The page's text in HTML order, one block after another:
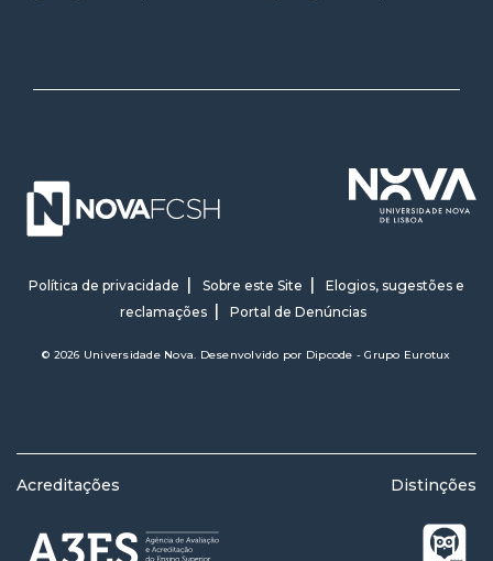
Política de privacidade Sobre este Site
Elogios, sugestões e
reclamações
Portal de Denúncias
© 2026 Universidade Nova. Desenvolvido por Dipcode - Grupo Eurotux
Acreditações Distinções